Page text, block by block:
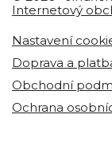
Internetový
Nastavení
Doprava a
Obchodní
Ochrana